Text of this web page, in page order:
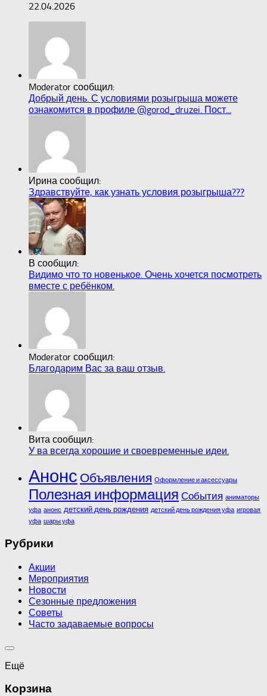
22.04.2026
Moderator сообщил:
Добрый день. С условиями розыгрыша можете
ознакомится в профиле @gorod_druzei. Пост...
Ирина сообщил:
Здравствуйте, как узнать условия розыгрыша???
В сообщил:
Видимо что то новенькое. Очень хочется посмотреть
вместе с ребёнком.
Moderator сообщил:
Благодарим Вас за ваш отзыв.
Вита сообщил:
У ва всегда хорошие и своевременные идеи.
Анонс Объявления Оформление и аксессуары
Полезная информация События аниматоры
уфа анонс детский день рождения детский день рождения уфа игровая
уфа шары уфа
Рубрики
Акции
Мероприятия
Новости
Сезонные предложения
Советы
Часто задаваемые вопросы
Ещё
Корзина